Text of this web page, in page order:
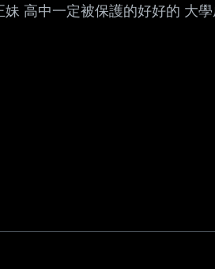
高中一定被保護的好好的 大學
五八卦 --